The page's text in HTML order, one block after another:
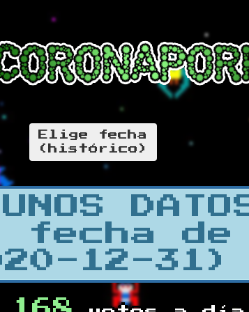
Elige fecha
(histórico)
fecha de
12-31)